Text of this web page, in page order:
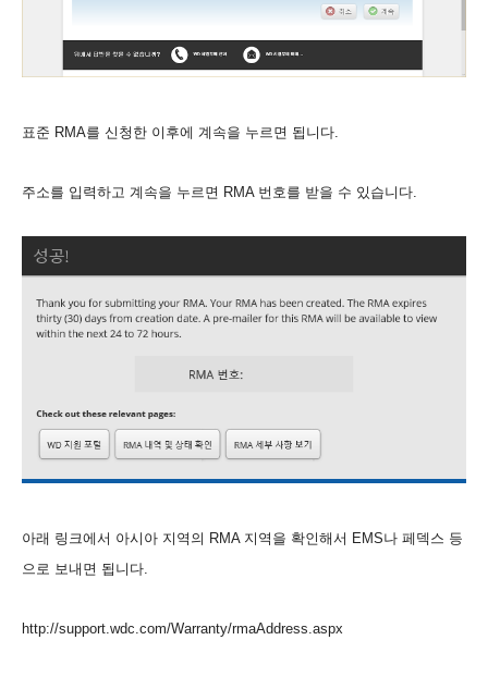
표준 RMA를 신청한 이후에 계속을 누르면 됩니다.
주소를 입력하고 계속을 누르면 RMA 번호를 받을 수 있습니다.
아래 링크에서 아시아 지역의 RMA 지역을 확인해서 EMS나 페덱스 등
으로 보내면 됩니다.
http://support.wdc.com/Warranty/rmaAddress.aspx